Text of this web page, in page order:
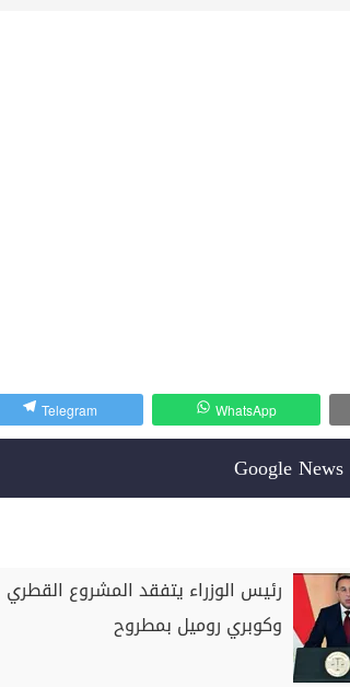
WhatsApp
Telegram
رئيس الوزراء يتفقد المشروع القطري
وكوبري روميل بمطروح